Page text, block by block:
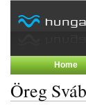
Home
Öreg